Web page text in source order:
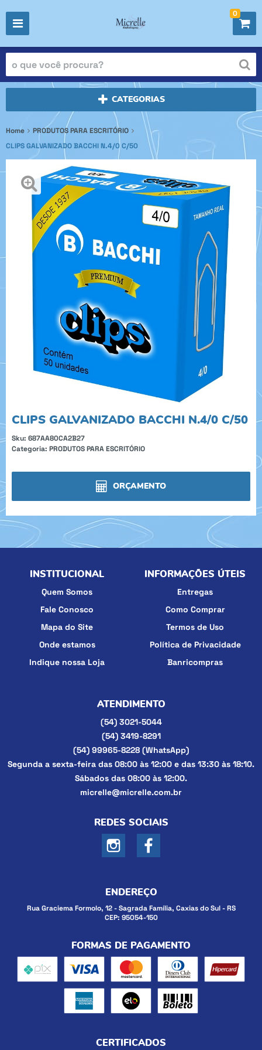
0
CATEGORIAS
Home
PRODUTOS PARA ESCRITÓRIO
CLIPS GALVANIZADO BACCHI N.4/0 C/50
CLIPS GALVANIZADO BACCHI N.4/0 C/50
Sku: 687AA80CA2B27
Categoria: PRODUTOS PARA ESCRITÓRIO
ORÇAMENTO
INSTITUCIONAL
Quem Somos
Fale Conosco
Mapa do Site
Onde estamos
Indique nossa Loja
INFORMAÇÕES ÚTEIS
Entregas
Como Comprar
Termos de Uso
Política de Privacidade
Banricompras
ATENDIMENTO
(54)3021-5044
(54)3419-8291
(54) 99965-8228 (WhatsApp)
Segunda a sexta-feira das 08:00 às 12:00 e das 13:30 às 18:10.
Sábados das 08:00 às 12:00.
micrelle@micrelle.com.br
REDES SOCIAIS
ENDEREÇO
Rua Graciema Formolo, 12-Sagrada Família, Caxias do Sul-RS
CEP: 95054-150
FORMAS DE PAGAMENTO
CERTIFICADOS